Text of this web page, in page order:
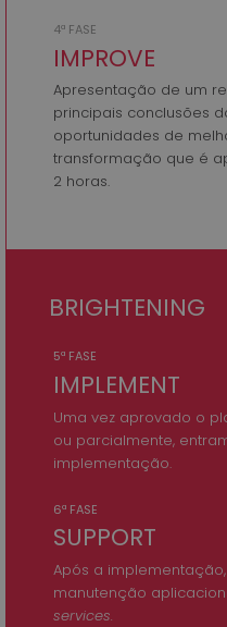
4ª FASE
IMPROVE
Apresentação de um
principais conclusões
oportunidades de
transformação que é
2 horas.
BRIGHTENING
5ª FASE
IMPLEMENT
Uma vez aprovado o
ou parcialmente,
implementação.
6ª FASE
SUPPORT
Após a
manutenção
services.